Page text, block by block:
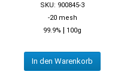
SKU: 900845-3
-20 mesh
99.9% | 100g
In den Warenkorb